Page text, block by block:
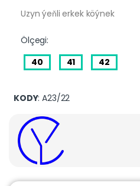
Uzyn ýeňli erkek köýnek
Ölçegi:
40
41 42
KODY: A23/22